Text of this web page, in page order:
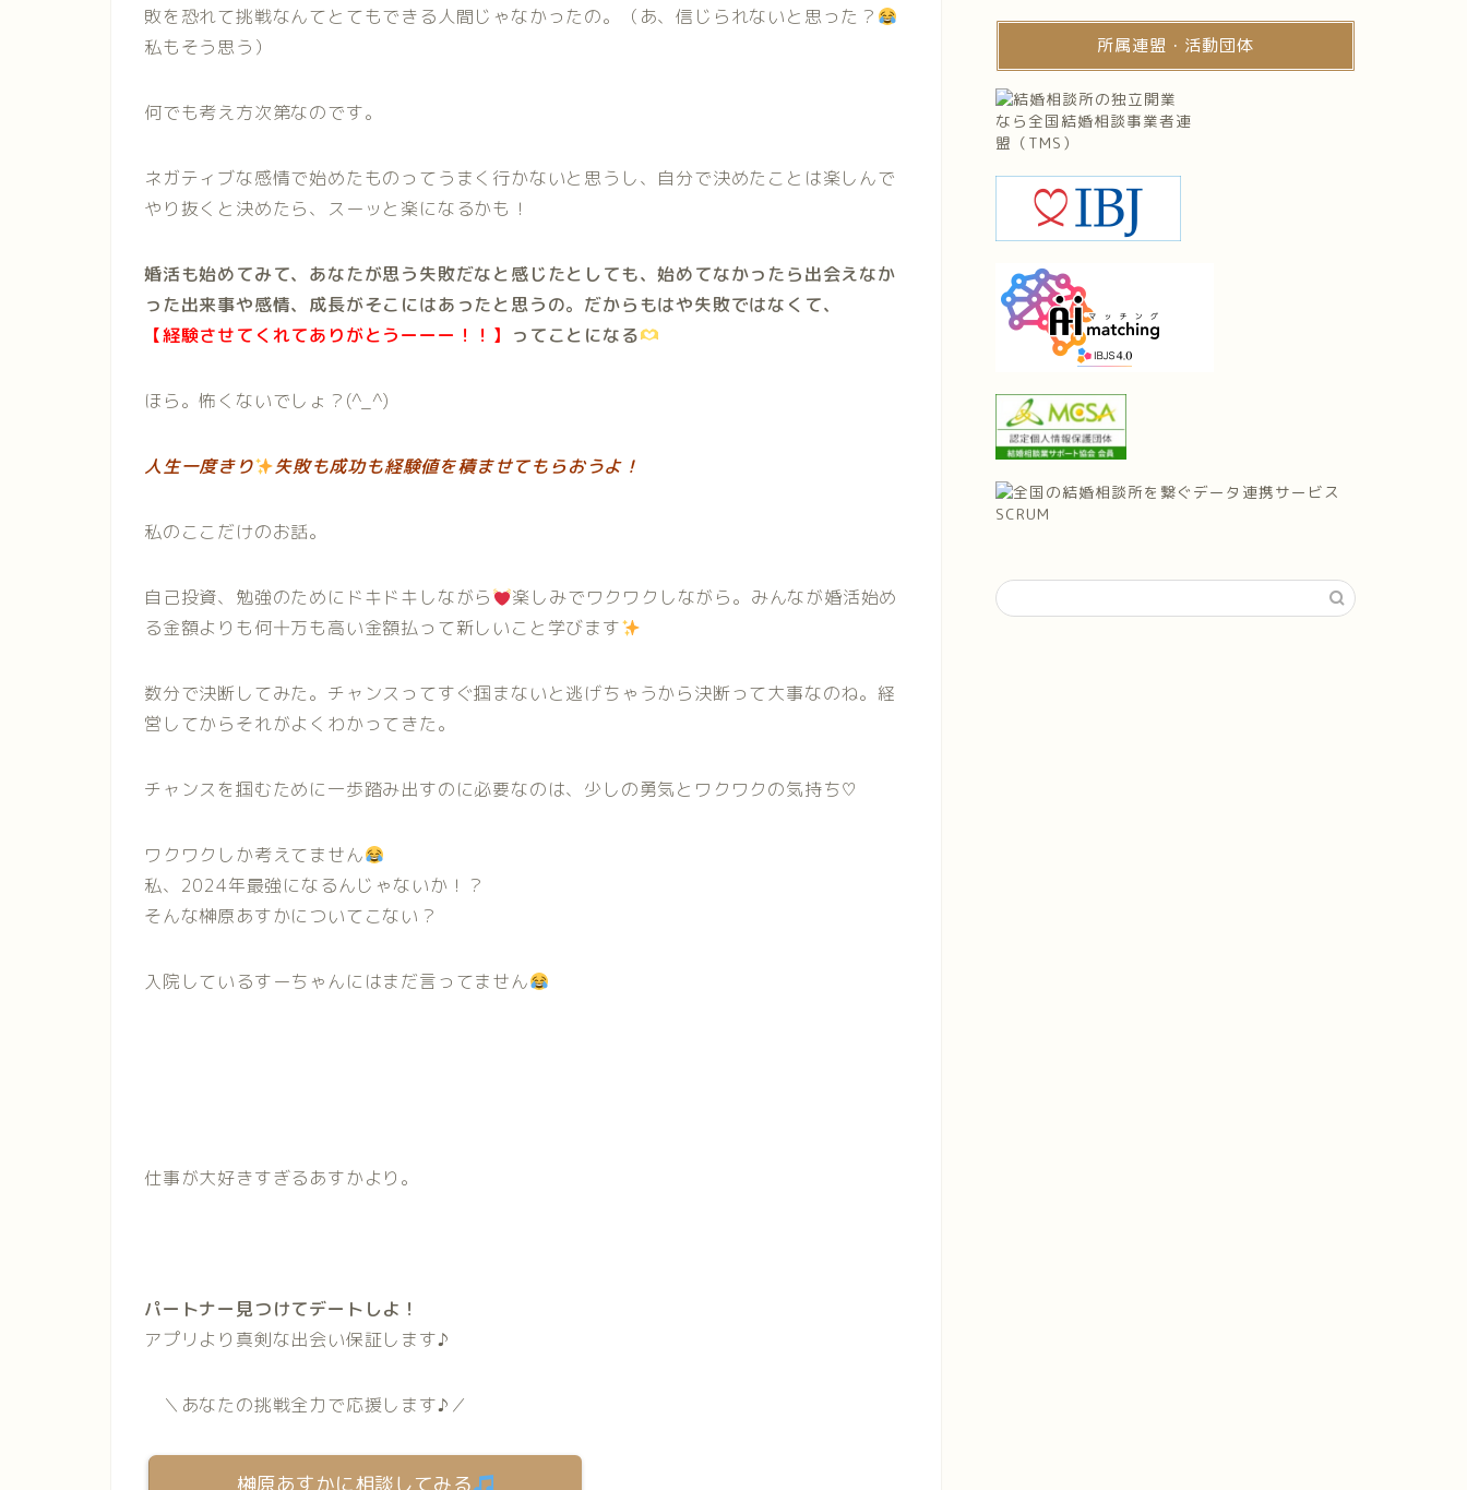
敗を恐れて挑戦なんてとてもできる人間じゃなかったの。（あ、信じられないと思った？
私もそう思う）
何でも考え方次第なのです。
ネガティブな感情で始めたものってうまく行かないと思うし、自分で決めたことは楽しんで
やり抜くと決めたら、スーッと楽になるかも！
婚活も始めてみて、あなたが思う失敗だなと感じたとしても、始めてなかったら出会えなか
った出来事や感情、成長がそこにはあったと思うの。だからもはや失敗ではなくて、
【経験させてくれてありがとうーーー！！】 ってことになる
ほら。怖くないでしょ？(^_^)
人生一度きり 失敗も成功も経験値を積ませてもらおうよ！
私のここだけのお話。
自己投資、勉強のためにドキドキしながら
楽しみでワクワクしながら。みんなが婚活始め
る金額よりも何十万も高い金額払って新しいこと学びます
数分で決断してみた。チャンスってすぐ掴まないと逃げちゃうから決断って大事なのね。経
営してからそれがよくわかってきた。
チャンスを掴むために一歩踏み出すのに必要なのは、少しの勇気とワクワクの気持ち♡
ワクワクしか考えてません
私、2024年最強になるんじゃないか！？
そんな榊原あすかについてこない？
入院しているすーちゃんにはまだ言ってません
仕事が大好きすぎるあすかより。
パートナー見つけてデートしよ！
アプリより真剣な出会い保証します♪
＼あなたの挑戦全力で応援します♪／
榊原あすかに相談してみる
所属連盟・活動団体